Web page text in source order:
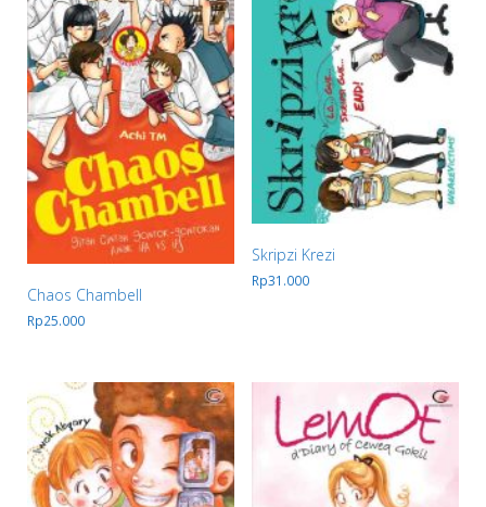
Chaos Chambell
Rp25.000
Skripzi Krezi
Rp31.000